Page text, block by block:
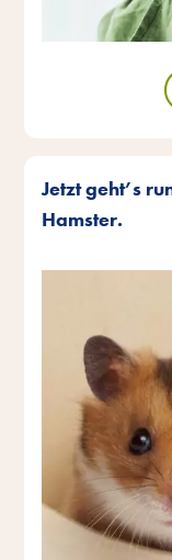
Jetzt geht’s
Hamster.